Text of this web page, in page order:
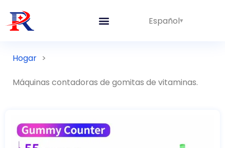
Español
Hogar >
Máquinas contadoras de gomitas de vitaminas.